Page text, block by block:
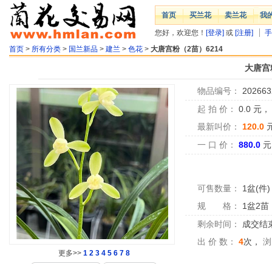
首页 买兰花 卖兰花 我
您好，欢迎您！ [登录] 或 [注册]
首页 > 所有分类 > 国兰新品 > 建兰 > 色花 > 大唐宫粉（2苗）6214
大唐
更多>> 1 2 3 4 5 6 7 8
物品编号：
起 拍 价：
0.0 元，
最新叫价：
120.0
一 口 价：
880.0 元
可售数量： 1盆(件)
规 格：
1盆2苗
剩余时间：
成交结
出 价 数：
4次，